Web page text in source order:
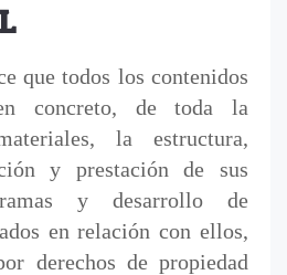
que todos los contenidos
concreto, de toda la
la estructura,
y prestación de sus
y desarrollo de
en relación con ellos,
derechos de propiedad